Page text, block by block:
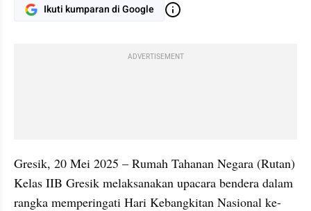
Ikuti kumparan di Google
ADVERTISEMENT
Gresik, 20 Mei 2025 – Rumah Tahanan Negara (Rutan)
Kelas IIB Gresik melaksanakan upacara bendera dalam
rangka memperingati Hari Kebangkitan Nasional ke-